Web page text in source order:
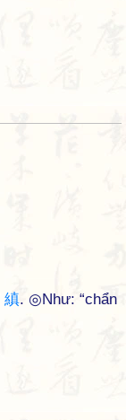
縝. ◎Như: “chẩn